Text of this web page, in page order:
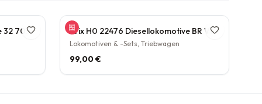
Gützhold 52 Dampflokomotive 32 700 DB Tender Epoche III DC NEM H0 1:87 Trix H0 22476 Diesellokomotive BR V160 003 DB NEM Epoche IV H0 1:87
Lokomotiven & -Sets, Triebwagen
99,00 €